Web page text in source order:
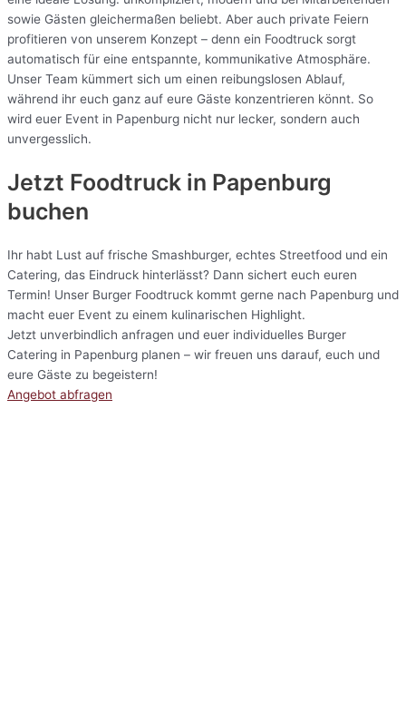
sowie Gästen gleichermaßen beliebt. Aber auch private Feiern
profitieren von unserem Konzept – denn ein Foodtruck sorgt
automatisch für eine entspannte, kommunikative Atmosphäre.
Unser Team kümmert sich um einen reibungslosen Ablauf,
während ihr euch ganz auf eure Gäste konzentrieren könnt. So
wird euer Event in Papenburg nicht nur lecker, sondern auch
unvergesslich.
Jetzt Foodtruck in Papenburg
buchen
Ihr habt Lust auf frische Smashburger, echtes Streetfood und ein
Catering, das Eindruck hinterlässt? Dann sichert euch euren
Termin! Unser Burger Foodtruck kommt gerne nach Papenburg und
macht euer Event zu einem kulinarischen Highlight.
Jetzt unverbindlich anfragen und euer individuelles Burger
Catering in Papenburg planen – wir freuen uns darauf, euch und
eure Gäste zu begeistern!
Angebot abfragen